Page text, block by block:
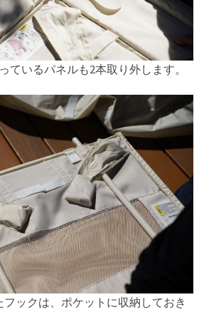
ているパネルも2本取り外します。
ックは、ポケットに収納しておき